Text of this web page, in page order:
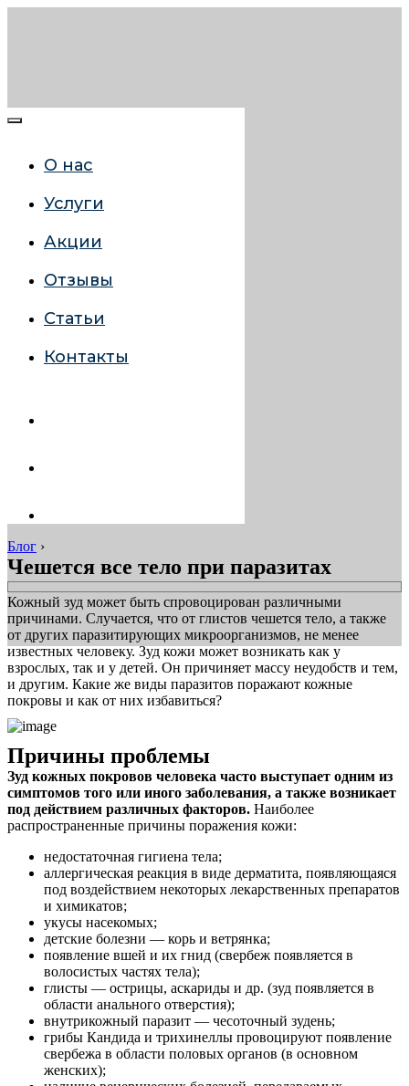
О нас
Услуги
Акции
Отзывы
Статьи
Контакты
Блог ›
Чешется все тело при паразитах
Кожный зуд может быть спровоцирован различными
причинами. Случается, что от глистов чешется тело, а также
от других паразитирующих микроорганизмов, не менее
известных человеку. Зуд кожи может возникать как у
взрослых, так и у детей. Он причиняет массу неудобств и тем,
и другим. Какие же виды паразитов поражают кожные
покровы и как от них избавиться?
Причины проблемы
Зуд кожных покровов человека часто выступает одним из
симптомов того или иного заболевания, а также возникает
под действием различных факторов. Наиболее
распространенные причины поражения кожи:
недостаточная гигиена тела;
аллергическая реакция в виде дерматита, появляющаяся
под воздействием некоторых лекарственных препаратов
и химикатов;
укусы насекомых;
детские болезни — корь и ветрянка;
появление вшей и их гнид (свербеж появляется в
волосистых частях тела);
глисты — острицы, аскариды и др. (зуд появляется в
области анального отверстия);
внутрикожный паразит — чесоточный зудень;
грибы Кандида и трихинеллы провоцируют появление
свербежа в области половых органов (в основном
женских);